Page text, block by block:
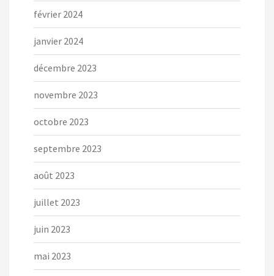
février 2024
janvier 2024
décembre 2023
novembre 2023
octobre 2023
septembre 2023
août 2023
juillet 2023
juin 2023
mai 2023